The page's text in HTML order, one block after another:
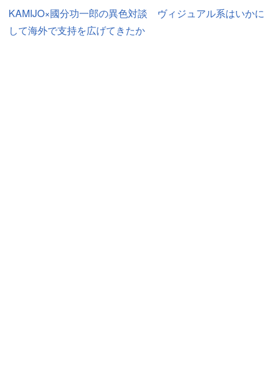
KAMIJO×國分功一郎の異色対談 ヴィジュアル系はいかに
して海外で支持を広げてきたか